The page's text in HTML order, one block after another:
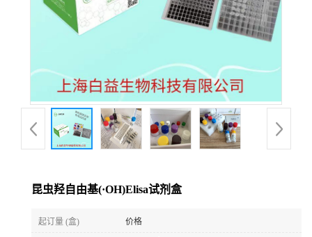
昆虫羟自由基(·OH)Elisa试剂盒
起订量 (盒) 价格